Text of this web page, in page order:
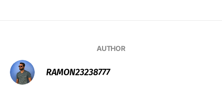
AUTHOR
RAMON23238777